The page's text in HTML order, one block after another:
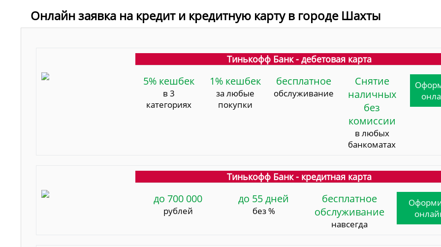
Онлайн заявка на кредит и кредитную карту в городе Шахты
Тинькофф Банк - дебетовая карта
5% кешбек
в 3
категориях
1% кешбек
за любые
покупки
бесплатное
обслуживание
Снятие
наличных
без
комиссии
в любых
банкоматах
Тинькофф Банк - кредитная карта
до 700 000
рублей
до 55 дней
без %
бесплатное
обслуживание
навсегда